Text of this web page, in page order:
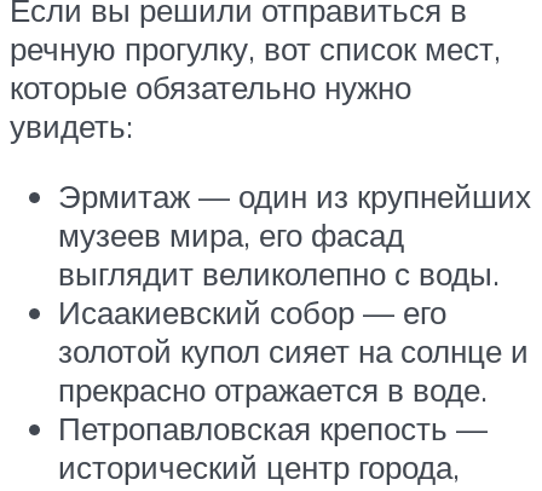
Если вы решили отправиться в
речную прогулку, вот список мест,
которые обязательно нужно
увидеть:
Эрмитаж — один из крупнейших
музеев мира, его фасад
выглядит великолепно с воды.
Исаакиевский собор — его
золотой купол сияет на солнце и
прекрасно отражается в воде.
Петропавловская крепость —
исторический центр города,